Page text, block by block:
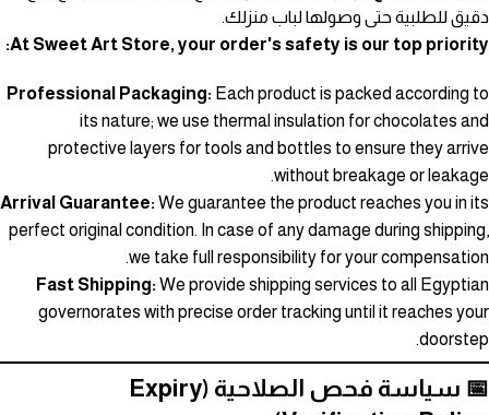
دقيق للطلبية حتى وصولها لباب منزلك.
At Sweet Art Store, your order's safety is our top priority:
Professional Packaging: Each product is packed according to
its nature; we use thermal insulation for chocolates and
protective layers for tools and bottles to ensure they arrive
without breakage or leakage.
Arrival Guarantee: We guarantee the product reaches you in its
perfect original condition. In case of any damage during shipping,
we take full responsibility for your compensation.
Fast Shipping: We provide shipping services to all Egyptian
governorates with precise order tracking until it reaches your
doorstep.
📅 سياسة فحص الصلاحية (Expiry